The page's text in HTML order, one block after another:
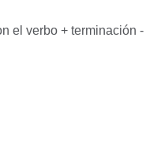
el verbo + terminación -